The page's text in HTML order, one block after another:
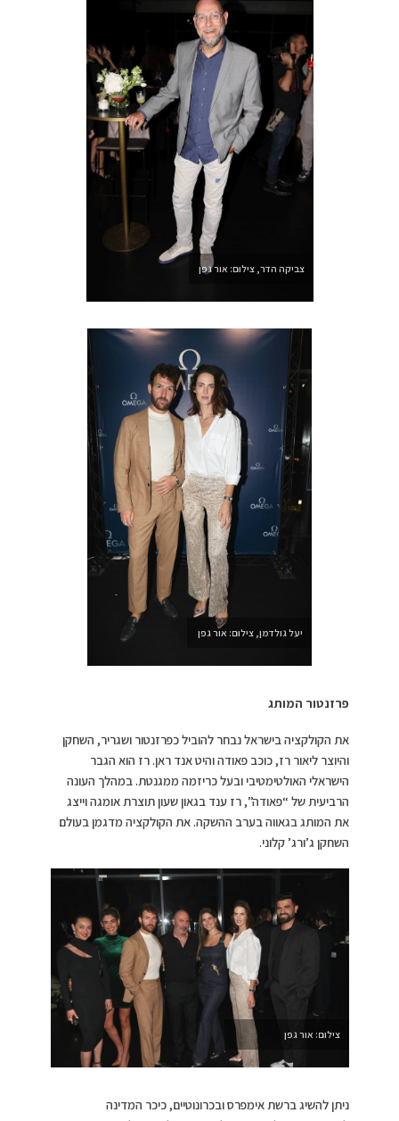
צביקה הדר, צילום: אור גפן
יעל גולדמן, צילום: אור גפן
פרזנטור המותג
את הקולקציה בישראל נבחר להוביל כפרזנטור ושגריר, השחקן
והיוצר ליאור רז, כוכב פאודה והיט אנד ראן. רז הוא הגבר
הישראלי האולטימטיבי ובעל כריזמה ממגנטת. במהלך העונה
הרביעית של “פאודה”, רז ענד בגאון שעון תוצרת אומגה וייצג
את המותג בגאווה בערב ההשקה. את הקולקציה מדגמן בעולם
השחקן ג’ורג’ קלוני.
צילום: אור גפן
ניתן להשיג ברשת אימפרס ובכרונוטיים, כיכר המדינה